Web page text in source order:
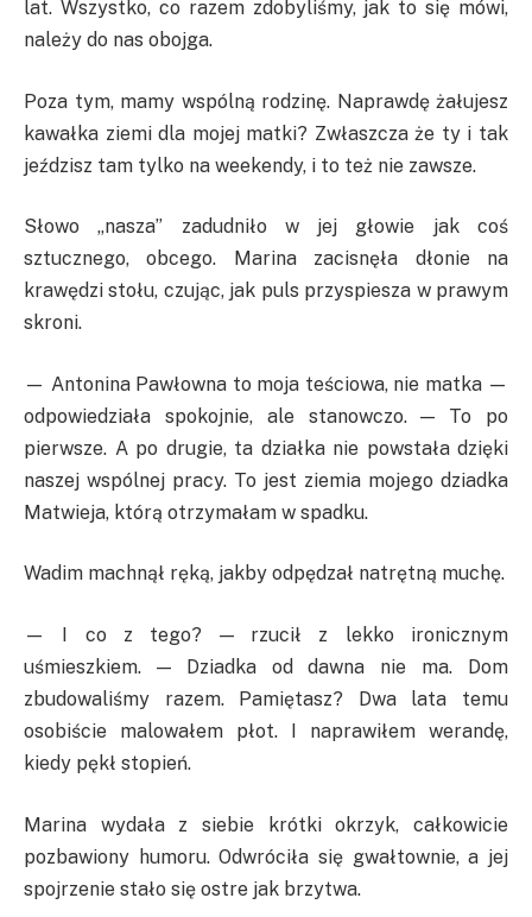
lat. Wszystko, co razem zdobyliśmy, jak to się mówi,
należy do nas obojga.
Poza tym, mamy wspólną rodzinę. Naprawdę żałujesz
kawałka ziemi dla mojej matki? Zwłaszcza że ty i tak
jeździsz tam tylko na weekendy, i to też nie zawsze.
Słowo „nasza” zadudniło w jej głowie jak coś
sztucznego, obcego. Marina zacisnęła dłonie na
krawędzi stołu, czując, jak puls przyspiesza w prawym
skroni.
— Antonina Pawłowna to moja teściowa, nie matka —
odpowiedziała spokojnie, ale stanowczo. — To po
pierwsze. A po drugie, ta działka nie powstała dzięki
naszej wspólnej pracy. To jest ziemia mojego dziadka
Matwieja, którą otrzymałam w spadku.
Wadim machnął ręką, jakby odpędzał natrętną muchę.
— I co z tego? — rzucił z lekko ironicznym
uśmieszkiem. — Dziadka od dawna nie ma. Dom
zbudowaliśmy razem. Pamiętasz? Dwa lata temu
osobiście malowałem płot. I naprawiłem werandę,
kiedy pękł stopień.
Marina wydała z siebie krótki okrzyk, całkowicie
pozbawiony humoru. Odwróciła się gwałtownie, a jej
spojrzenie stało się ostre jak brzytwa.